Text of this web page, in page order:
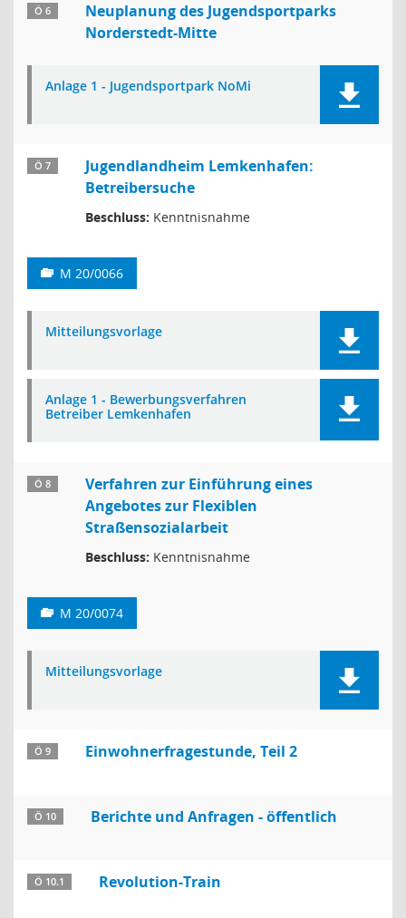
Ö 6
Neuplanung des Jugendsportparks
Norderstedt-Mitte
Anlage 1 - Jugendsportpark NoMi
Ö 7
Jugendlandheim Lemkenhafen:
Betreibersuche
Beschluss: Kenntnisnahme
M 20/0066
Mitteilungsvorlage
Anlage 1 - Bewerbungsverfahren
Betreiber Lemkenhafen
Ö 8
Verfahren zur Einführung eines
Angebotes zur Flexiblen
Straßensozialarbeit
Beschluss: Kenntnisnahme
M 20/0074
Mitteilungsvorlage
Ö 9 Einwohnerfragestunde, Teil 2
Ö 10 Berichte und Anfragen - öffentlich
Ö 10.1 Revolution-Train